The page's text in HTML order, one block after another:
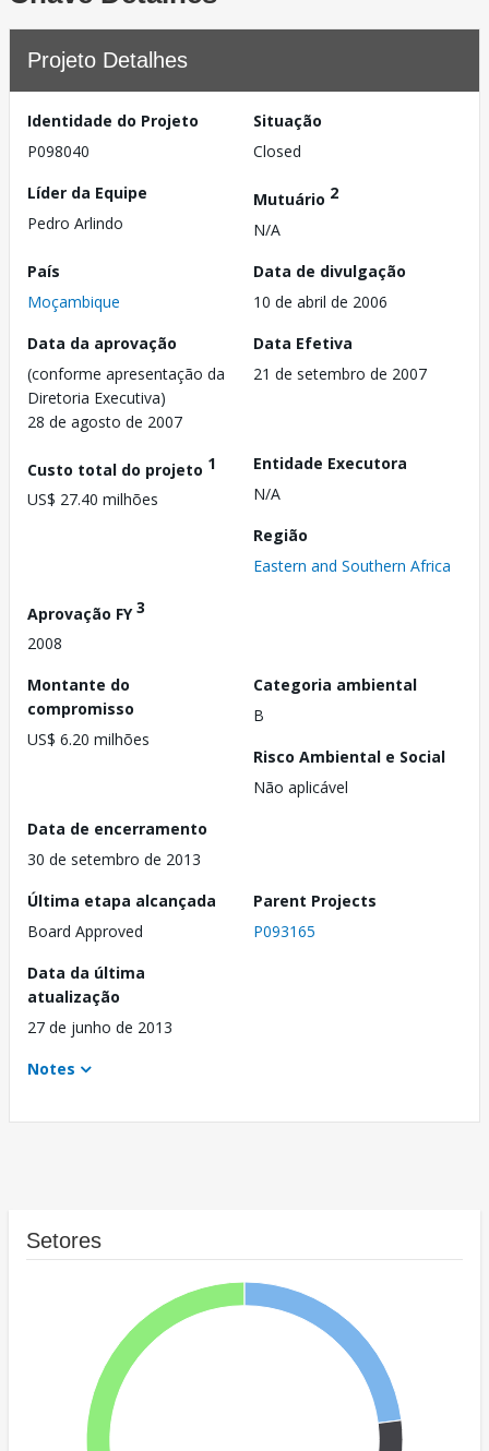
Projeto Detalhes
Identidade do Projeto
P098040
Situação
Closed
Líder da Equipe
Pedro Arlindo
Mutuário 2
N/A
País
Moçambique
Data de divulgação
10 de abril de 2006
Data da aprovação
(conforme apresentação da
Diretoria Executiva)
28 de agosto de 2007
Data Efetiva
21 de setembro de 2007
Custo total do projeto 1
US$ 27.40 milhões
Entidade Executora
N/A
Região
Eastern and Southern Africa
Aprovação FY3
2008
Montante do
compromisso
US$ 6.20 milhões
Categoria ambiental
B
Risco Ambiental e Social
Não aplicável
Data de encerramento
30 de setembro de 2013
Última etapa alcançada
Board Approved
Parent Projects
P093165
Data da última
atualização
27 de junho de 2013
Notes
Setores